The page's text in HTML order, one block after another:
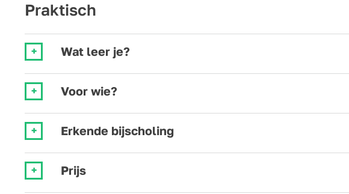
Praktisch
Wat leer je?
Voor wie?
Erkende bijscholing
Prijs